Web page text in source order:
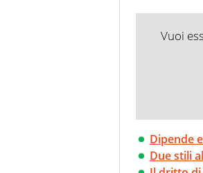
Vuoi
Dipende
Due stili